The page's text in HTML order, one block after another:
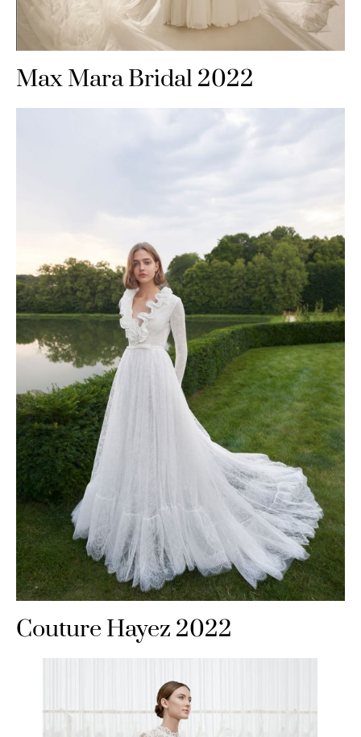
Max Mara Bridal 2022
Couture Hayez 2022